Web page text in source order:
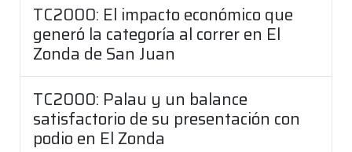
TC2000: El impacto económico que
generó la categoría al correr en El
Zonda de San Juan
TC2000: Palau y un balance
satisfactorio de su presentación con
podio en El Zonda